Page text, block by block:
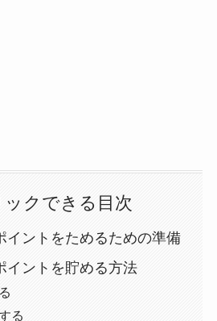
ックできる目次
イントをためるための準備
イントを貯める方法
る